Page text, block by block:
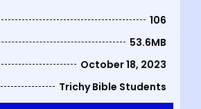
106
53.6MB
October 18, 2023
Trichy Bible Students